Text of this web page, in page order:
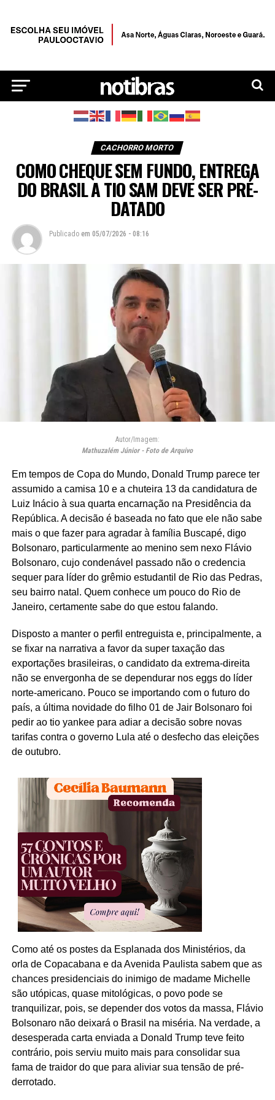
CACHORRO MORTO
COMO CHEQUE SEM FUNDO, ENTREGA
DO BRASIL A TIO SAM DEVE SER PRÉ-
DATADO
Publicado em 05/07/2026 - 08:16
Autor/Imagem:
Mathuzalém Júnior - Foto de Arquivo
Em tempos de Copa do Mundo, Donald Trump parece ter
assumido a camisa 10 e a chuteira 13 da candidatura de
Luiz Inácio à sua quarta encarnação na Presidência da
República. A decisão é baseada no fato que ele não sabe
mais o que fazer para agradar à família Buscapé, digo
Bolsonaro, particularmente ao menino sem nexo Flávio
Bolsonaro, cujo condenável passado não o credencia
sequer para líder do grêmio estudantil de Rio das Pedras,
seu bairro natal. Quem conhece um pouco do Rio de
Janeiro, certamente sabe do que estou falando.
Disposto a manter o perfil entreguista e, principalmente, a
se fixar na narrativa a favor da super taxação das
exportações brasileiras, o candidato da extrema-direita
não se envergonha de se dependurar nos eggs do líder
norte-americano. Pouco se importando com o futuro do
país, a última novidade do filho 01 de Jair Bolsonaro foi
pedir ao tio yankee para adiar a decisão sobre novas
tarifas contra o governo Lula até o desfecho das eleições
de outubro.
Como até os postes da Esplanada dos Ministérios, da
orla de Copacabana e da Avenida Paulista sabem que as
chances presidenciais do inimigo de madame Michelle
são utópicas, quase mitológicas, o povo pode se
tranquilizar, pois, se depender dos votos da massa, Flávio
Bolsonaro não deixará o Brasil na miséria. Na verdade, a
desesperada carta enviada a Donald Trump teve feito
contrário, pois serviu muito mais para consolidar sua
fama de traidor do que para aliviar sua tensão de pré-
derrotado.